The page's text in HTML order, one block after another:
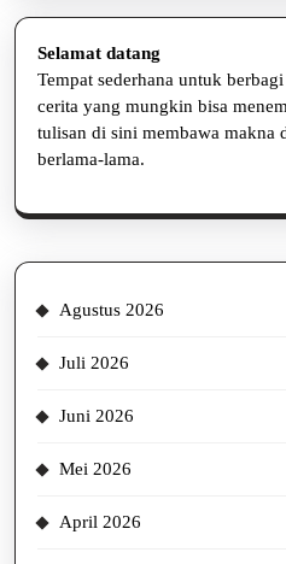
Selamat datang
Tempat sederhana untuk
cerita yang mungkin bisa
tulisan di sini membawa makna
berlama-lama.
Agustus 2026
Juli 2026
Juni 2026
Mei 2026
April 2026